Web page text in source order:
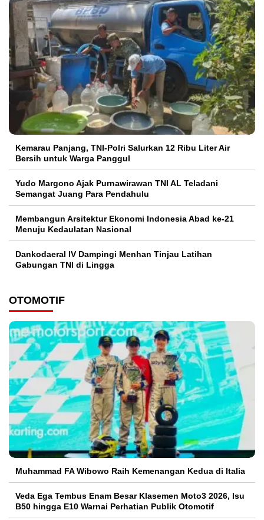
Kemarau Panjang, TNI-Polri Salurkan 12 Ribu Liter Air
Bersih untuk Warga Panggul
Yudo Margono Ajak Purnawirawan TNI AL Teladani
Semangat Juang Para Pendahulu
Membangun Arsitektur Ekonomi Indonesia Abad ke-21
Menuju Kedaulatan Nasional
Dankodaeral IV Dampingi Menhan Tinjau Latihan
Gabungan TNI di Lingga
OTOMOTIF
Muhammad FA Wibowo Raih Kemenangan Kedua di Italia
Veda Ega Tembus Enam Besar Klasemen Moto3 2026, Isu
B50 hingga E10 Warnai Perhatian Publik Otomotif